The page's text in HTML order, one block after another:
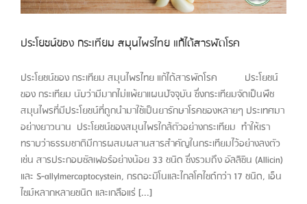
ประโยชน์ของ กระเทียม สมุนไพรไทย แก้ได้สารพัดโรค
ประโยชน์ของ กระเทียม สมุนไพรไทย แก้ได้สารพัดโรค ประโยชน์
ของ กระเทียม นับว่ามีมากไม่แพ้ยาแผนปัจจุบัน ซึ่งกระเทียมจัดเป็นพืช
สมุนไพรที่มีประโยชน์ที่ถูกนำมาใช้เป็นยารักษาโรคของหลายๆ ประเทศมา
อย่างยาวนาน ประโยชน์ของสมุนไพรใกล้ตัวอย่างกระเทียม ทำให้เรา
ทราบว่าธรรมชาติมีการผสมผสานสารสำคัญในกระเทียมไว้อย่างลงตัว
เช่น สารประกอบซัลเฟอร์อย่างน้อย 33 ชนิด ซึ่งรวมถึง อัลลิซิน (Allicin)
และ S-allylmercaptocystein, กรดอะมิโนและไกลโคไซด์กว่า 17 ชนิด, เอ็น
ไซม์หลากหลายชนิด และเกลือแร่ [...]